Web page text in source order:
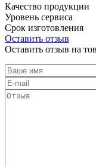
Качество продукции
Уровень сервиса
Срок изготовления
Оставить отзыв
Оставить отзыв на